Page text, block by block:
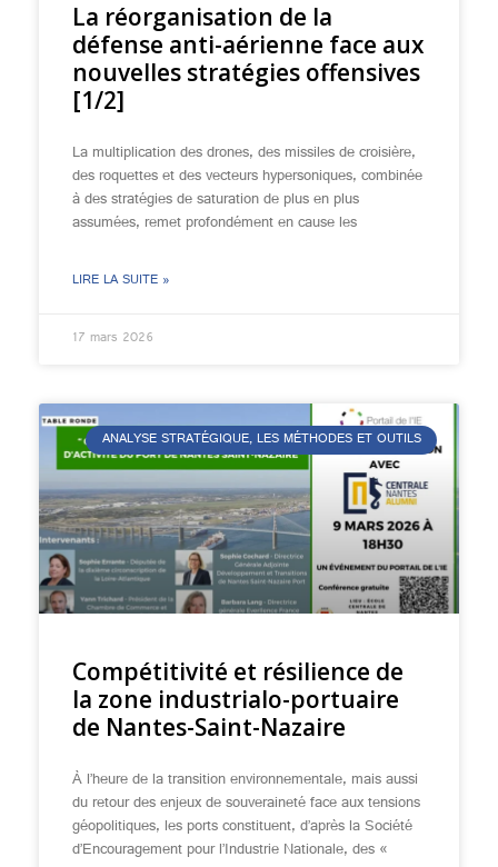
La réorganisation de la
défense anti-aérienne face aux
nouvelles stratégies offensives
[1/2]
La multiplication des drones, des missiles de croisière,
des roquettes et des vecteurs hypersoniques, combinée
à des stratégies de saturation de plus en plus
assumées, remet profondément en cause les
LIRE LA SUITE »
17 mars 2026
ANALYSE STRATÉGIQUE, LES MÉTHODES ET OUTILS
Compétitivité et résilience de
la zone industrialo-portuaire
de Nantes-Saint-Nazaire
À l’heure de la transition environnementale, mais aussi
du retour des enjeux de souveraineté face aux tensions
géopolitiques, les ports constituent, d’après la Société
d’Encouragement pour l’Industrie Nationale, des «